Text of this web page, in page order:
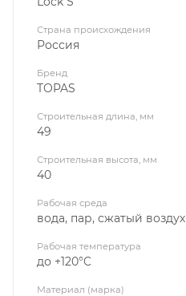
Страна происхождения
Россия
Бренд
TOPAS
Строительная длина, мм
49
Строительная высота, мм
40
Рабочая среда
вода, пар, сжатый воздух
Рабочая температура
до +120°C
Материал (марка)